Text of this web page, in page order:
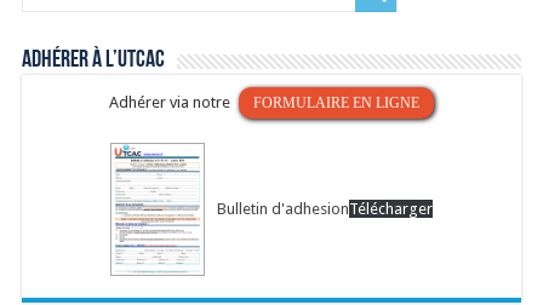
Adhérer à l’UTCAC
Adhérer via notre FORMULAIRE EN LIGNE
Bulletin d'adhesionTélécharger